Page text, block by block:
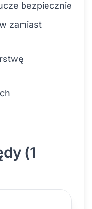
bezpiecznie
zamiast
(1